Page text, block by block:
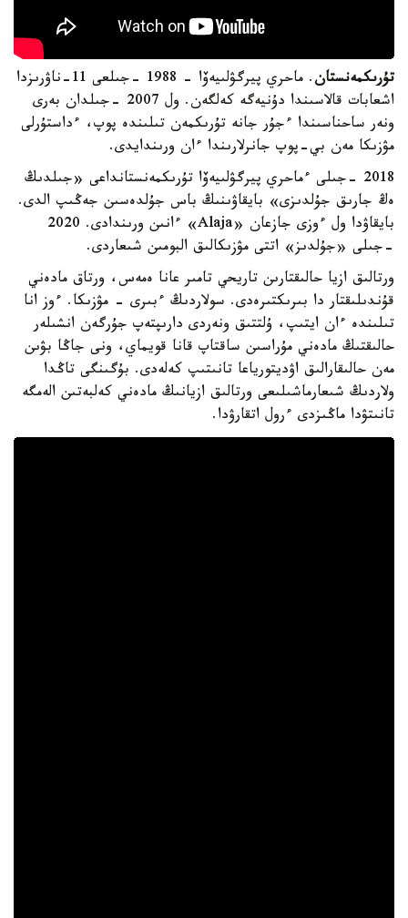
تۇرىكمەنستان
. ماحري پيرگۋلىيەۆا - 1988 -جىلعى 11-ناۋرىزدا
اشعابات قالاسىندا دۇنيەگە كەلگەن. ول 2007 -جىلدان بەرى
ونەر ساحناسىندا ءجۇر جانە تۇرىكمەن تىلىندە پوپ، ءداستۇرلى
مۋزىكا مەن بي-پوپ جانرلارىندا ءان ورىندايدى.
2018 -جىلى ءماحري پيرگۋلىيەۆا تۇرىكمەنستانداعى «جىلدىڭ
ەڭ جارىق جۇلدىزى» بايقاۋىنىڭ باس جۇلدەسىن جەڭىپ الدى.
بايقاۋدا ول ءوزى جازعان «Alaja» ءانىن ورىندادى. 2020
-جىلى «جۇلدىز» اتتى مۋزىكالىق البومىن شىعاردى.
ورتالىق ازيا حالىقتارىن تاريحي تامىر عانا ەمەس، ورتاق مادەني
قۇندىلىقتار دا بىرىكتىرەدى. سولاردىڭ ءبىرى - مۋزىكا. ءوز انا
تىلىندە ءان ايتىپ، ۇلتتىق ونەردى دارىپتەپ جۇرگەن انشىلەر
حالىقتىڭ مادەني مۇراسىن ساقتاپ قانا قويماي، ونى جاڭا بۋىن
مەن حالىقارالىق اۋديتورياعا تانىتىپ كەلەدى. بۇگىنگى تاڭدا
ولاردىڭ شىعارماشىلىعى ورتالىق ازيانىڭ مادەني كەلبەتىن الەمگە
تانىتۋدا ماڭىزدى ءرول اتقارۋدا.